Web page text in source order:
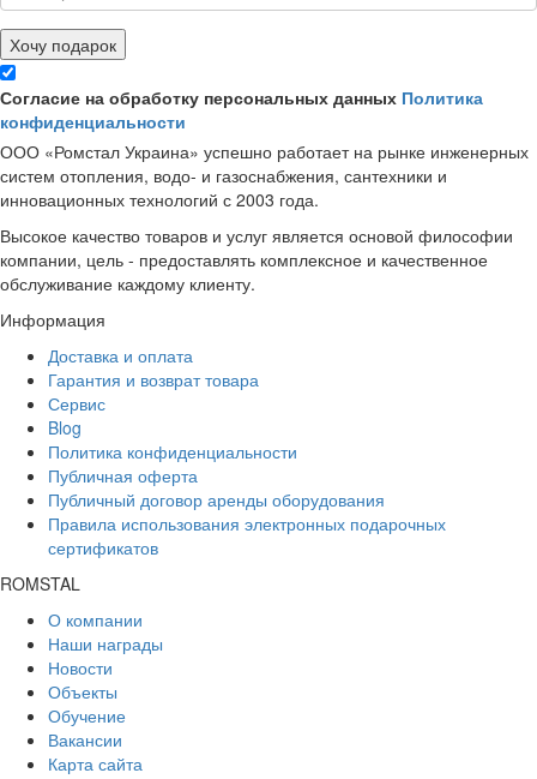
Хочу подарок
Согласие на обработку персональных данных Политика
конфиденциальности
ООО «Ромстал Украина» успешно работает на рынке инженерных
систем отопления, водо- и газоснабжения, сантехники и
инновационных технологий с 2003 года.
Высокое качество товаров и услуг является основой философии
компании, цель - предоставлять комплексное и качественное
обслуживание каждому клиенту.
Информация
Доставка и оплата
Гарантия и возврат товара
Сервис
Blog
Политика конфиденциальности
Публичная оферта
Публичный договор аренды оборудования
Правила использования электронных подарочных
сертификатов
ROMSTAL
О компании
Наши награды
Новости
Объекты
Обучение
Вакансии
Карта сайта